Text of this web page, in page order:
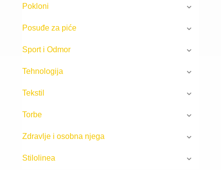
Pokloni
Posuđe za piće
Sport i Odmor
Tehnologija
Tekstil
Torbe
Zdravlje i osobna njega
Stilolinea